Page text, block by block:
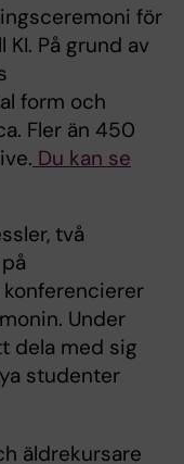
för
På grund av
form och
Fler än 450
Du kan se
två
Under
dela med sig
studenter
äldrekursare